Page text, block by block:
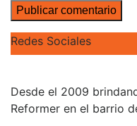
Redes Sociales
Desde el 2009
Reformer en el barrio